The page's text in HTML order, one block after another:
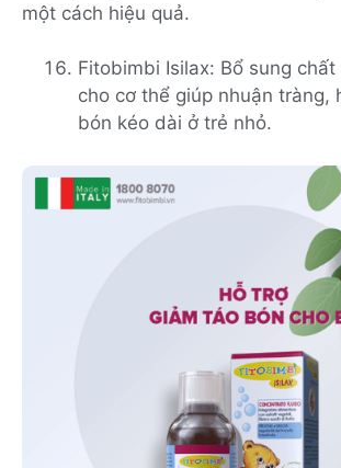
một cách hiệu quả.
Fitobimbi Isilax: Bổ sung
cho cơ thể giúp nhuận tràng,
bón kéo dài ở trẻ nhỏ.